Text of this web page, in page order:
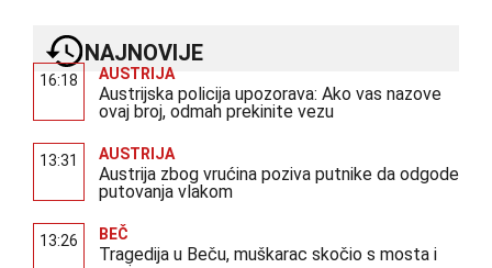
NAJNOVIJE
16:18 AUSTRIJA
Austrijska policija upozorava: Ako vas nazove
ovaj broj, odmah prekinite vezu
13:31 AUSTRIJA
Austrija zbog vrućina poziva putnike da odgode
putovanja vlakom
13:26 BEČ
Tragedija u Beču, muškarac skočio s mosta i